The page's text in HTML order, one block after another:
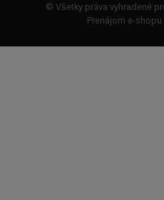
© Všetky práva vyhradené
Prenájom e-shopu